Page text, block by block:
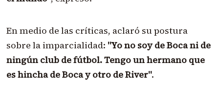
En medio de las críticas, aclaró su postura
sobre la imparcialidad: "Yo no soy de Boca ni de
ningún club de fútbol. Tengo un hermano que
es hincha de Boca y otro de River".